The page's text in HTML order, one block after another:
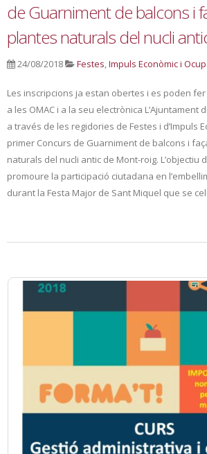
de Guarniment de balcons i
plantes naturals del nucli
24/08/2018 Festes,Impuls Econòmic i
Les inscripcions ja estan obertes i es poden
a les OMAC i a la seu electrònica L’Ajuntament
a través de les regidories de Festes i d’Impuls
primer Concurs de Guarniment de balcons i
naturals del nucli antic de Mont-roig. L’objectiu
promoure la participació ciutadana en
durant la Festa Major de Sant Miquel que se